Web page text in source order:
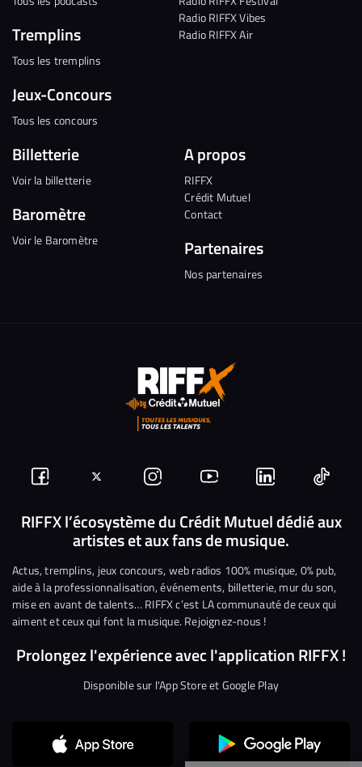
Continuer sans accepter
Tremplins
Tous les tremplins
Jeux-Concours
Tous les concours
Radio RIFFX Vibes
Radio RIFFX Air
Billetterie
Voir la billetterie
Baromètre
Voir le Baromètre
A propos
RIFFX
Crédit Mutuel
Contact
Partenaires
Nos partenaires
Suivez-
nous
Facebook
Suivez-
nous
sur
Twitter
Nous
rejoindre
sur
Instagram
Nous
rejoindre
sur
YouTube
Nous
rejoindre
sur
Linkedin
Nous
RIFFX l’écosystème du Crédit Mutuel dédié aux
artistes et aux fans de musique.
Actus, tremplins, jeux concours, web radios 100% musique, 0% pub,
aide à la professionnalisation, événements, billetterie, mur du son,
mise en avant de talents… RIFFX c’est LA communauté de ceux qui
aiment et ceux qui font la musique. Rejoignez-nous !
Prolongez l'expérience avec l'application RIFFX !
Disponible sur l'App Store et Google Play